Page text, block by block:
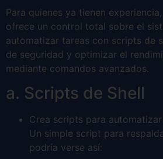
Para quienes ya tienen
ofrece un control total sobre el
automatizar tareas con scripts de
de seguridad y optimizar el
mediante comandos avanzados.
a. Scripts de Shell
Crea scripts para
Un simple script para
podría verse así: